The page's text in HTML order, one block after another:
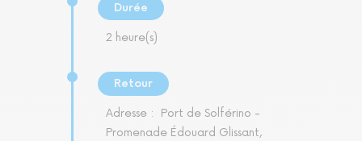
Durée
2 heure(s)
Retour
Adresse :
Port de Solférino -
Promenade Édouard Glissant,